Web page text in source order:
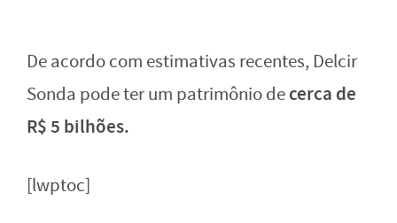
De acordo com estimativas recentes, Delcir
Sonda pode ter um patrimônio decerca de
R$ 5 bilhões.
[lwptoc]